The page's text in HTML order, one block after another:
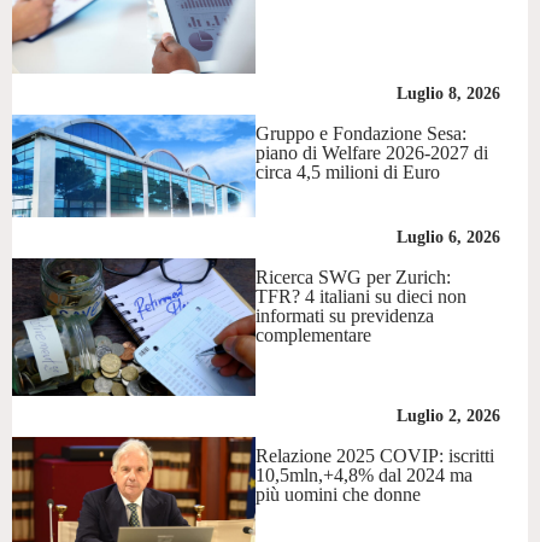
Luglio 8, 2026
Gruppo e Fondazione Sesa:
piano di Welfare 2026-2027 di
circa 4,5 milioni di Euro
Luglio 6, 2026
Ricerca SWG per Zurich:
TFR? 4 italiani su dieci non
informati su previdenza
complementare
Luglio 2, 2026
Relazione 2025 COVIP: iscritti
10,5mln,+4,8% dal 2024 ma
più uomini che donne